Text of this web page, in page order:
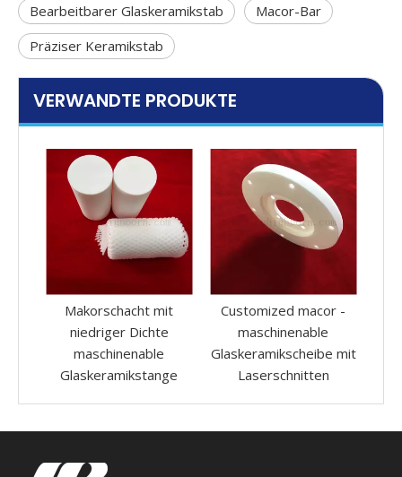
Bearbeitbarer Glaskeramikstab
Macor-Bar
Präziser Keramikstab
VERWANDTE PRODUKTE
Customized macor -
maschinenable
Glaskeramikscheibe mit
Laserschnitten
Fortgeschrittene
technische
Keramikmaschiner -
Glas -Isolationsrohr